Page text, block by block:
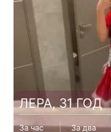
ЛЕРА, 31 ГОД
За час За два